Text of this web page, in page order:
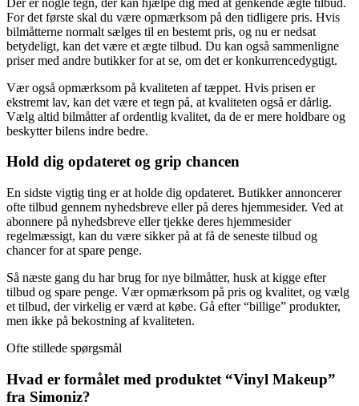
For det første skal du være opmærksom på den tidligere pris. Hvis
bilmåtterne normalt sælges til en bestemt pris, og nu er nedsat
betydeligt, kan det være et ægte tilbud. Du kan også sammenligne
priser med andre butikker for at se, om det er konkurrencedygtigt.
Vær også opmærksom på kvaliteten af ​​tæppet. Hvis prisen er
ekstremt lav, kan det være et tegn på, at kvaliteten også er dårlig.
Vælg altid bilmåtter af ordentlig kvalitet, da de er mere holdbare og
beskytter bilens indre bedre.
Hold dig opdateret og grip chancen
En sidste vigtig ting er at holde dig opdateret. Butikker annoncerer
ofte tilbud gennem nyhedsbreve eller på deres hjemmesider. Ved at
abonnere på nyhedsbreve eller tjekke deres hjemmesider
regelmæssigt, kan du være sikker på at få de seneste tilbud og
chancer for at spare penge.
Så næste gang du har brug for nye bilmåtter, husk at kigge efter
tilbud og spare penge. Vær opmærksom på pris og kvalitet, og vælg
et tilbud, der virkelig er værd at købe. Gå efter “billige” produkter,
men ikke på bekostning af kvaliteten.
Ofte stillede spørgsmål
Hvad er formålet med produktet “Vinyl Makeup”
fra Simoniz?